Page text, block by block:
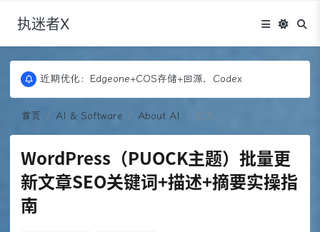
执迷者X
更新：Puock ➡ 阿里云轻量， 图床：Fontawesome
近期优化：Edgeone+COS存储+回源，Codex
更新：Puock ➡ 阿里云轻量， 图床：Fontawesome
首页
AI & Software About AI 正文
WordPress（PUOCK主题）批量更
新文章SEO关键词+描述+摘要实操指
南